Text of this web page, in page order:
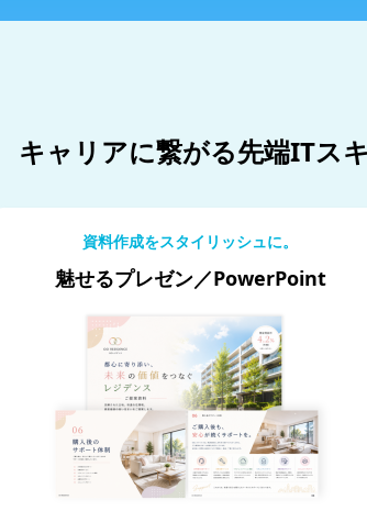
キャリアに繋がる先端ITス
資料作成をスタイリッシュに。
魅せるプレゼン／PowerPoint